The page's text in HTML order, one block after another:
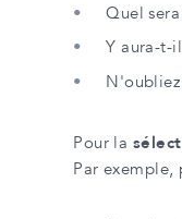
Quel
Y aura-t-
Pour la
Par